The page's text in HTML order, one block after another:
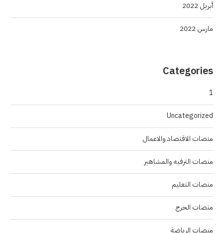
أبريل 2022
مارس 2022
Categories
1
Uncategorized
منصات الاقتصاد والاعمال
منصات الترفيه والمشاهير
منصات التعليم
منصات الخرج
منصات الرياضة